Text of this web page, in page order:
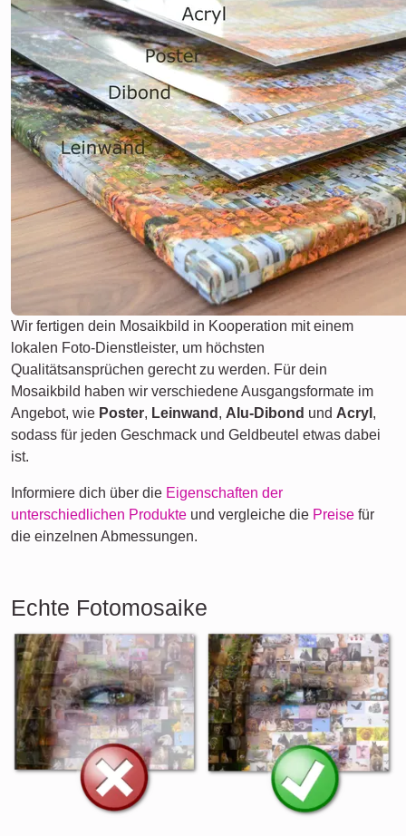
Wir fertigen dein Mosaikbild in Kooperation mit einem
lokalen Foto-Dienstleister, um höchsten
Qualitätsansprüchen gerecht zu werden. Für dein
Mosaikbild haben wir verschiedene Ausgangsformate im
Angebot, wie Poster, Leinwand , Alu-Dibond und Acryl ,
sodass für jeden Geschmack und Geldbeutel etwas dabei
ist.
Informiere dich über die Eigenschaften der
unterschiedlichen Produkte und vergleiche die Preise für
die einzelnen Abmessungen.
Echte Fotomosaike